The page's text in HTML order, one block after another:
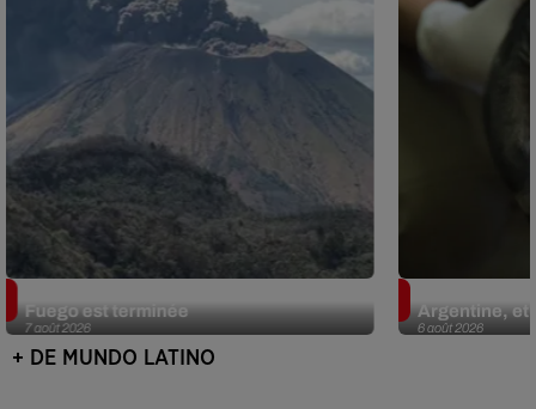
7 août 2026
Fuego est terminée
6 août 2026
Argentine, et
+ DE MUNDO LATINO